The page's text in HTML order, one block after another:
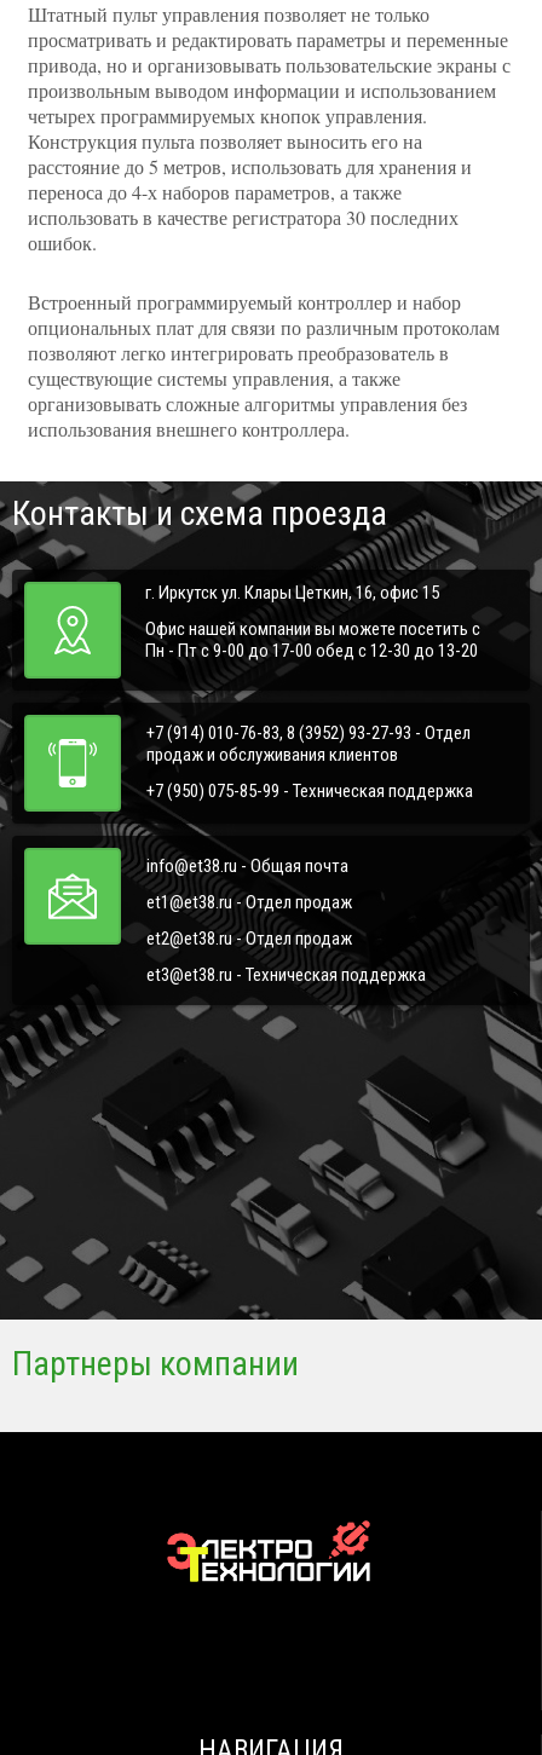
Штатный пульт управления позволяет не только
просматривать и редактировать параметры и переменные
привода, но и организовывать пользовательские экраны с
произвольным выводом информации и использованием
четырех программируемых кнопок управления.
Конструкция пульта позволяет выносить его на
расстояние до 5 метров, использовать для хранения и
переноса до 4-х наборов параметров, а также
использовать в качестве регистратора 30 последних
ошибок.
Встроенный программируемый контроллер и набор
опциональных плат для связи по различным протоколам
позволяют легко интегрировать преобразователь в
существующие системы управления, а также
организовывать сложные алгоритмы управления без
использования внешнего контроллера.
Контакты и схема проезда
г. Иркутск ул. Клары Цеткин, 16, офис 15
Офис нашей компании вы можете посетить с
Пн - Пт с 9-00 до 17-00 обед с 12-30 до 13-20
+7 (914) 010-76-83, 8 (3952) 93-27-93 - Отдел
продаж и обслуживания клиентов
+7 (950) 075-85-99 - Техническая поддержка
info@et38.ru - Общая почта
et1@et38.ru - Отдел продаж
et2@et38.ru - Отдел продаж
et3@et38.ru - Техническая поддержка
Партнеры компании